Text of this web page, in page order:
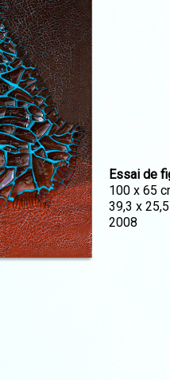
Essai de
100 x 65
39,3 x
2008